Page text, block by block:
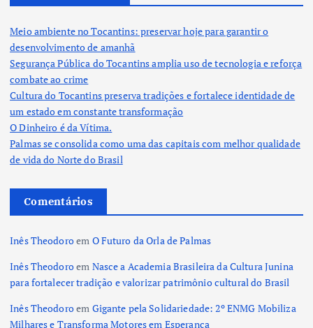
Meio ambiente no Tocantins: preservar hoje para garantir o
desenvolvimento de amanhã
Segurança Pública do Tocantins amplia uso de tecnologia e reforça
combate ao crime
Cultura do Tocantins preserva tradições e fortalece identidade de
um estado em constante transformação
O Dinheiro é da Vítima.
Palmas se consolida como uma das capitais com melhor qualidade
de vida do Norte do Brasil
Comentários
Inês Theodoroem O Futuro da Orla de Palmas
Inês Theodoroem Nasce a Academia Brasileira da Cultura Junina
para fortalecer tradição e valorizar patrimônio cultural do Brasil
Inês Theodoroem Gigante pela Solidariedade: 2º ENMG Mobiliza
Milhares e Transforma Motores em Esperança